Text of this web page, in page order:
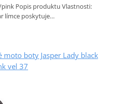
Popis produktu Vlastnosti:
límce poskytuje…
moto boty Jasper Lady black
vel 37